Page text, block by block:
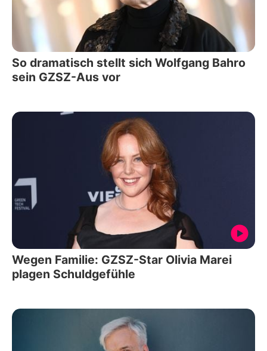
So dramatisch stellt sich Wolfgang Bahro
sein GZSZ-Aus vor
Wegen Familie: GZSZ-Star Olivia Marei
plagen Schuldgefühle